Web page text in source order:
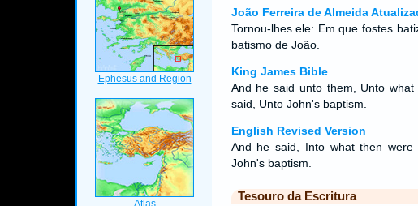
João Ferreira de Almeida
Tornou-lhes ele: Em que fostes
batismo de João.
King James Bible
And he said unto them, Unto
said, Unto John's baptism.
English Revised Version
And he said, Into what then
John's baptism.
Tesouro da Escritura